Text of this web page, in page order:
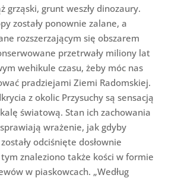
grząski, grunt weszły dinozaury.
zostały ponownie zalane, a
rozszerzającym się obszarem
przetrwały miliony lat
wehikule czasu, żeby móc nas
pradziejami Ziemi Radomskiej.
z okolic Przysuchy są sensacją
światową. Stan ich zachowania
wrażenie, jak gdyby
zostały odciśnięte dosłownie
znaleziono także kości w formie
w piaskowcach. „Według